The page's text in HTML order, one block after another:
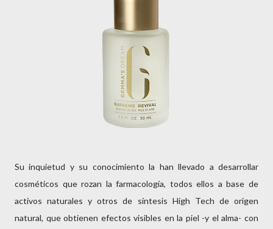
Su inquietud y su conocimiento la han llevado a desarrollar
cosméticos que rozan la farmacología, todos ellos a base de
activos naturales y otros de síntesis High Tech de origen
natural, que obtienen efectos visibles en la piel -y el alma- con